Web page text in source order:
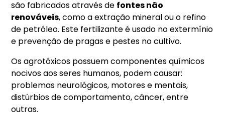
são fabricados através de fontes não
renováveis, como a extração mineral ou o refino
de petróleo. Este fertilizante é usado no extermínio
e prevenção de pragas e pestes no cultivo.
Os agrotóxicos possuem componentes químicos
nocivos aos seres humanos, podem causar:
problemas neurológicos, motores e mentais,
distúrbios de comportamento, câncer, entre
outras.